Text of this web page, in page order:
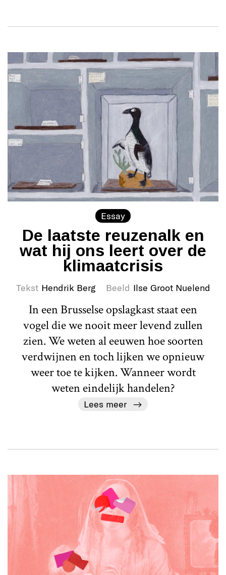
Essay
De laatste reuzenalk en
wat hij ons leert over de
klimaatcrisis
Tekst Hendrik Berg Beeld Ilse Groot Nuelend
In een Brusselse opslagkast staat een
vogel die we nooit meer levend zullen
zien. We weten al eeuwen hoe soorten
verdwijnen en toch lijken we opnieuw
weer toe te kijken. Wanneer wordt
weten eindelijk handelen?
Lees meer